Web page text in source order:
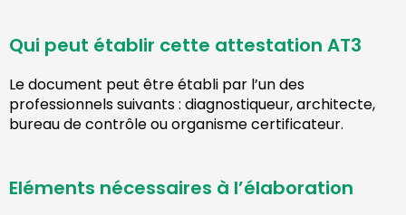
Qui peut établir cette attestation AT3
Le document peut être établi par l’un des
professionnels suivants : diagnostiqueur, architecte,
bureau de contrôle ou organisme certificateur.
Eléments nécessaires à l’élaboration